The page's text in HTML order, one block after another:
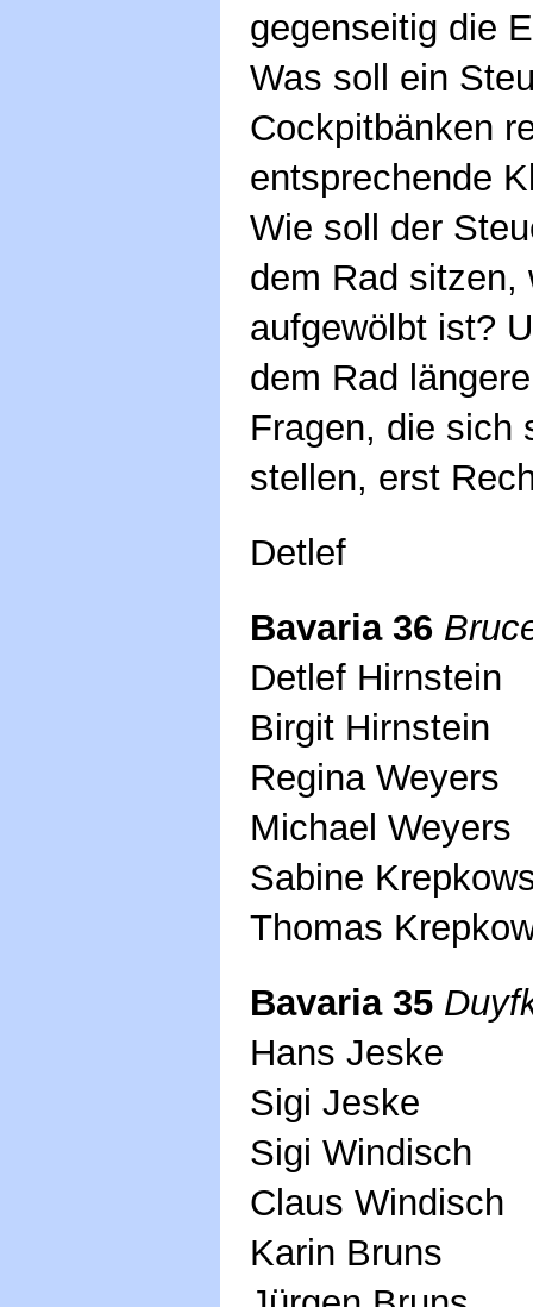
gegenseitig die
Was soll ein
Cockpitbänken
entsprechende
Wie soll der
dem Rad sitzen,
aufgewölbt ist?
dem Rad
Fragen, die sich
stellen, erst
Detlef
Bavaria 36
Detlef Hirnstein
Birgit Hirnstein
Regina Weyers
Michael Weyers
Sabine
Thomas
Bavaria 35
Hans Jeske
Sigi Jeske
Sigi Windisch
Claus Windisch
Karin Bruns